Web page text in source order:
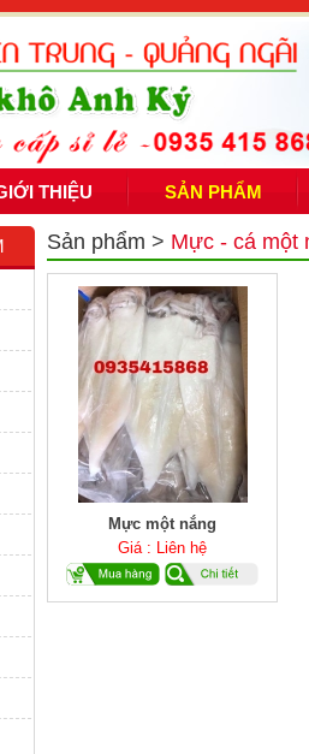
THIỆU SẢN PHẨM
Sản phẩm > Mực - cá một
Mực một nắng
Giá : Liên hệ